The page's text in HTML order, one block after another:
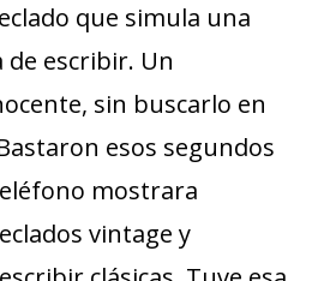
que simula una
escribir. Un
sin buscarlo en
esos segundos
mostrara
vintage y